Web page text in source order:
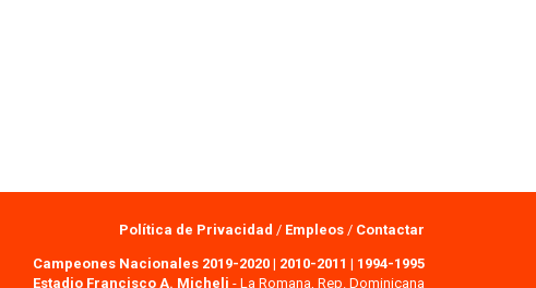
Política de Privacidad / Empleos / Contactar
Campeones Nacionales 2019-2020 | 2010-2011 | 1994-1995
Estadio Francisco A. Micheli - La Romana, Rep. Dominicana